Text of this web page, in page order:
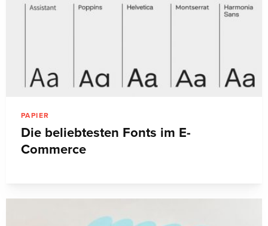
PAPIER
Die beliebtesten Fonts im E-
Commerce